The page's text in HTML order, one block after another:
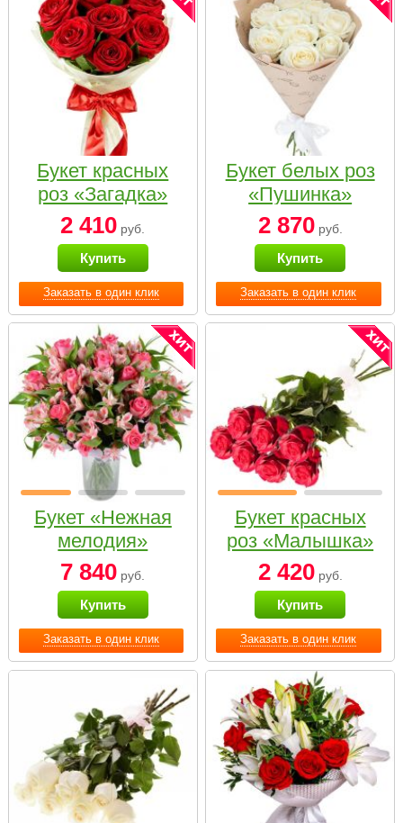
Заказать в один клик
Букет красных
роз «Загадка»
2 410 руб.
Купить
Заказать в один клик
Букет белых роз
«Пушинка»
2 870руб.
Купить
Заказать в один клик
Букет «Нежная
мелодия»
7 840 руб.
Купить
Заказать в один клик
Букет красных
роз «Малышка»
2 420руб.
Купить